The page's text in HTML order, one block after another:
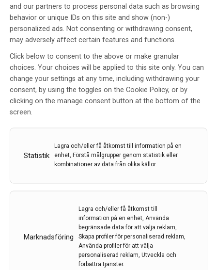
and our partners to process personal data such as browsing
behavior or unique IDs on this site and show (non-)
personalized ads. Not consenting or withdrawing consent,
may adversely affect certain features and functions.
Click below to consent to the above or make granular
choices. Your choices will be applied to this site only. You can
change your settings at any time, including withdrawing your
consent, by using the toggles on the Cookie Policy, or by
clicking on the manage consent button at the bottom of the
screen.
Statistik
Lagra och/eller få åtkomst till information på en
enhet, Förstå målgrupper genom statistik eller
kombinationer av data från olika källor.
Marknadsföring
Lagra och/eller få åtkomst till
information på en enhet, Använda
begränsade data för att välja reklam,
Skapa profiler för personaliserad reklam,
Använda profiler för att välja
personaliserad reklam, Utveckla och
förbättra tjänster.
Sundsvalls sjukhus
Uppstart för trombektomier vid
Sundsvalls sjukhus
AvRegion Västernorrland
31 aug 2023
trombektomi
Nu kommer patienter som fått blodpropp i hjärnan vid
möjligheten att tillfriskna.